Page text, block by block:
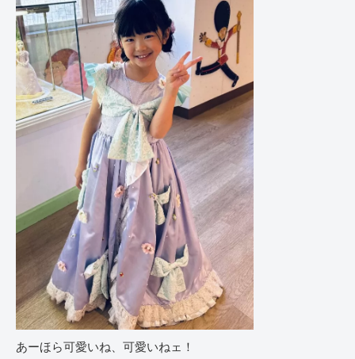
あーほら可愛いね、可愛いねェ！